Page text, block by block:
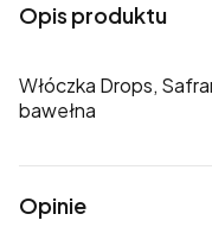
Opis produktu
Włóczka Drops,
bawełna
Opinie